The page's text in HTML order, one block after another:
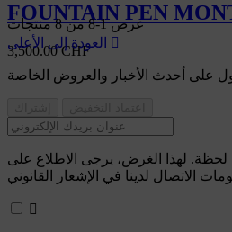
FOUNTAIN PEN
3,500.00 CHF
عرض 1-8 من 8 منتجات

على أحدث الأخبار والعروض الخاصة
لحظة. لهذا الغرض، يرجى الاطلاع على
